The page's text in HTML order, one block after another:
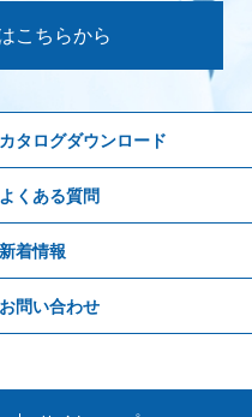
こちらから
カタログダウンロード
よくある質問
新着情報
お問い合わせ